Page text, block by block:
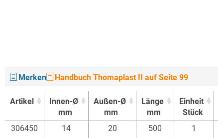
Merken Handbuch Thomaplast II auf Seite 99
Artikel
Innen-Ø
mm
Außen-Ø
mm
Länge
mm
Einheit
Stück
Artikel
Innen-Ø
Außen-Ø
Länge
Einheit
306450 14 20 500 1